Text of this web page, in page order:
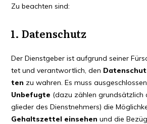
Zu beach­ten sind:
1. Daten­schutz
Der Dienst­ge­ber ist auf­grund sei­ner
tet und ver­ant­wort­lich, den
ten zu wah­ren. Es muss
Unbe­fug­te (dazu zäh­len
glie­der des Dienst­neh­mers) die
Gehalts­zet­tel ein­se­hen und die